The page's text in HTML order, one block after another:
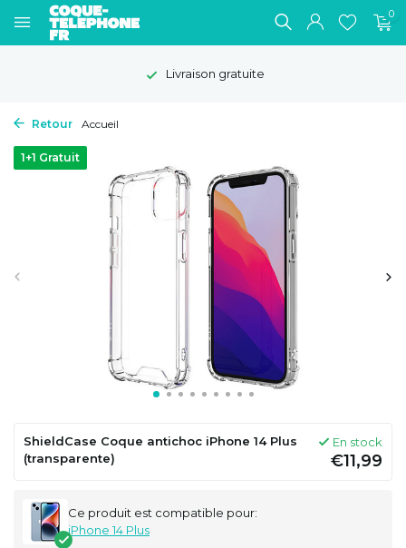
0
Livraison gratuite
Retour Accueil
1+1 Gratuit
ShieldCase Coque antichoc iPhone 14 Plus
(transparente)
En stock
€11,99
Ce produit est compatible pour:
iPhone 14 Plus